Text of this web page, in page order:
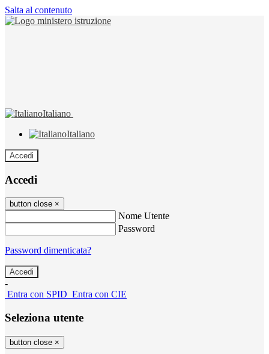
Salta al contenuto
Italiano
Italiano
Accedi
Accedi
button close ×
Nome Utente
Password
Password dimenticata?
-
Entra con SPID Entra con CIE
Seleziona utente
button close ×